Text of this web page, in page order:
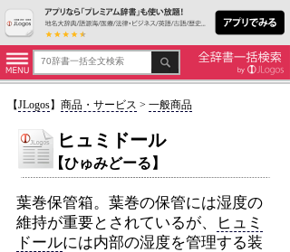
【JLogos】 商品・サービス > 一般商品
ヒュミドール
【ひゅみどーる】
葉巻保管箱。葉巻の保管には湿度の
維持が重要とされているが、
ヒュミ
ドールには内部の湿度を管理する装